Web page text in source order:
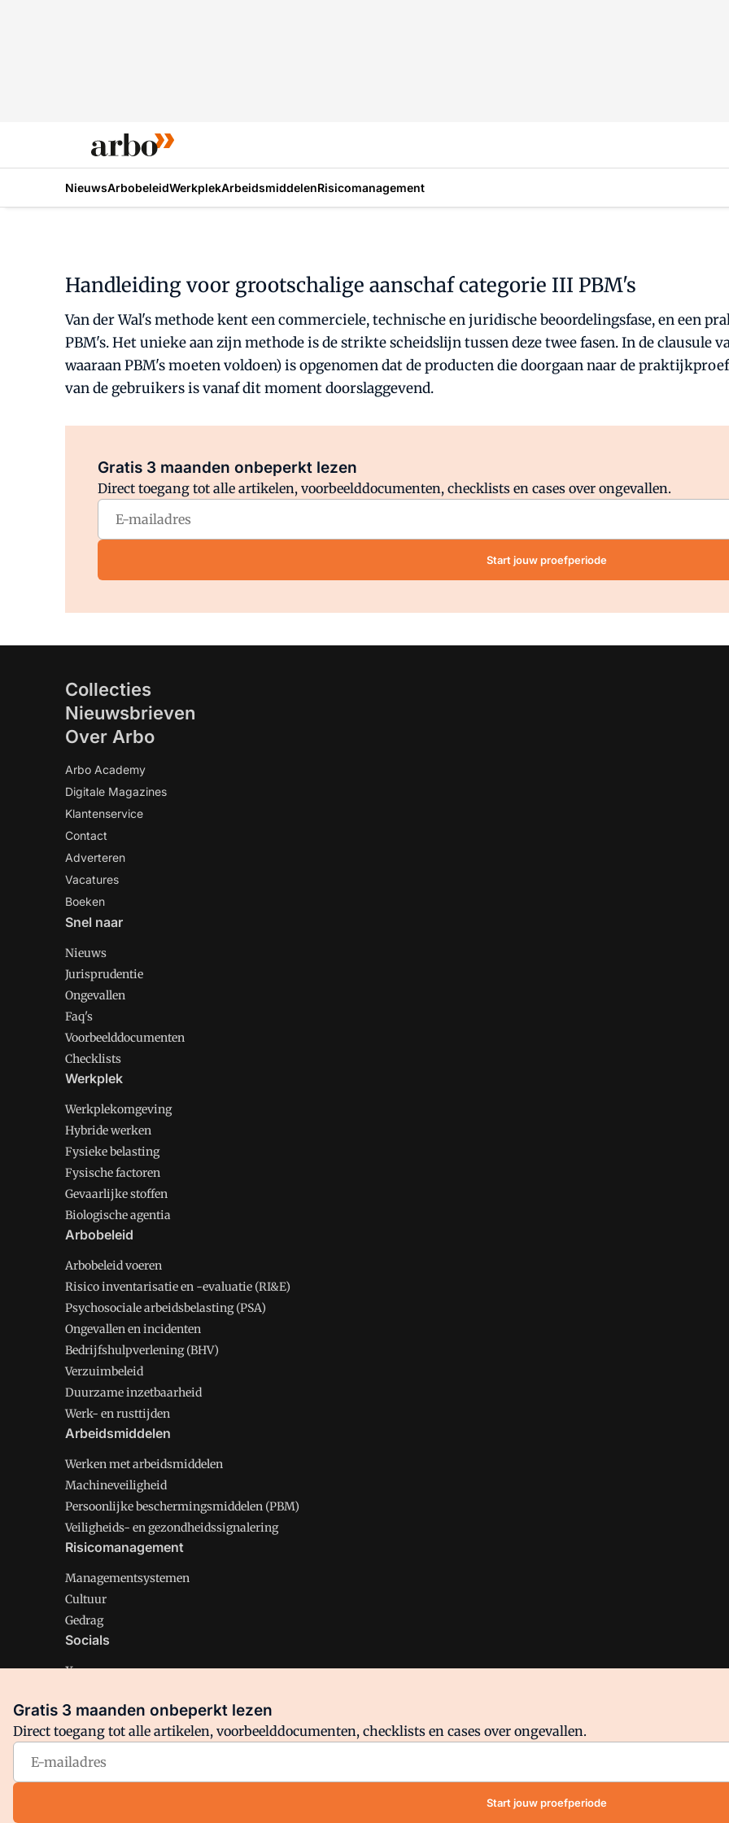
NieuwsArbobeleidWerkplekArbeidsmiddelenRisicomanagement
Handleiding voor grootschalige aanschaf categorie III PBM's
Van der Wal's methode kent een commerciele, technische en juridische beoordelingsfase, en een
PBM's. Het unieke aan zijn methode is de strikte scheidslijn tussen deze twee fasen. In de clausule
waaraan PBM's moeten voldoen) is opgenomen dat de producten die doorgaan naar de
van de gebruikers is vanaf dit moment doorslaggevend.
Gratis 3 maanden onbeperkt lezen
Direct toegang tot alle artikelen, voorbeelddocumenten, checklists en cases over ongevallen.
Start jouw proefperiode
Collecties
Nieuwsbrieven
Over Arbo
Arbo Academy
Digitale Magazines
Klantenservice
Contact
Adverteren
Vacatures
Boeken
Snel naar
Nieuws
Jurisprudentie
Ongevallen
Faq's
Voorbeelddocumenten
Checklists
Werkplek
Werkplekomgeving
Hybride werken
Fysieke belasting
Fysische factoren
Gevaarlijke stoffen
Biologische agentia
Arbobeleid
Arbobeleid voeren
Risico inventarisatie en -evaluatie (RI&E)
Psychosociale arbeidsbelasting (PSA)
Ongevallen en incidenten
Bedrijfshulpverlening (BHV)
Verzuimbeleid
Duurzame inzetbaarheid
Werk- en rusttijden
Arbeidsmiddelen
Werken met arbeidsmiddelen
Machineveiligheid
Persoonlijke beschermingsmiddelen (PBM)
Veiligheids- en gezondheidssignalering
Risicomanagement
Managementsystemen
Cultuur
Gedrag
Socials
X
Facebook
Arbo is onderdeel van VMN media. Lees inons manifestwaar VMN media voor staat. Op gebruik van deze site zijn de
Gratis 3 maanden onbeperkt lezen
Direct toegang tot alle artikelen, voorbeelddocumenten, checklists en cases over ongevallen.
Start jouw proefperiode